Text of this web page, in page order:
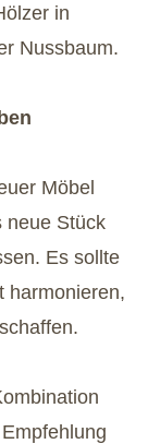
in
Nussbaum.
Möbel
neue Stück
Es sollte
harmonieren,